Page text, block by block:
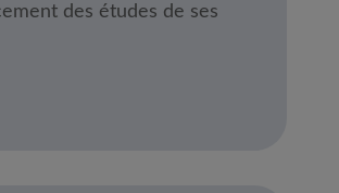
des études de ses